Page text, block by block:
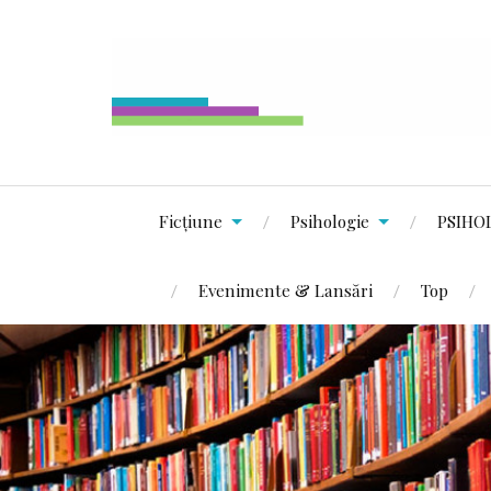
Ficțiune Psihologie
Evenimente & Lansări Top